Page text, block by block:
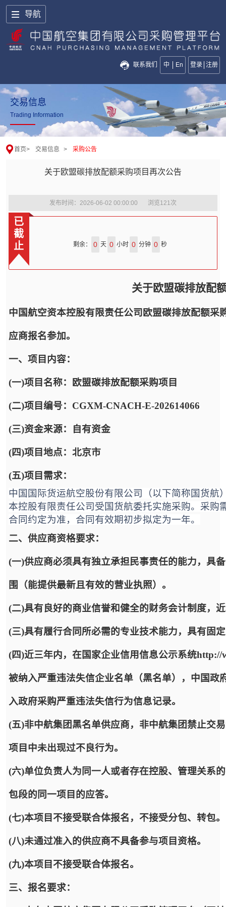
导航
联系我们 中 En 登录 注册
交易信息
Trading Information
首页> 交易信息 > 采购公告
关于欧盟碳排放配额采购项目再次公告
发布时间：2026-06-02 00:00:00 浏览121 次
已
截
止
剩余： 0 天 0 小时 0 分钟 0 秒
关于欧盟碳排放配
中国航空资本控股有限责任公司欧盟碳排放配额
应商报名参加。
一、项目内容：
(一)项目名称：欧盟碳排放配额采购项目
(二)项目编号：CGXM-CNACH-E-202614066
(三)资金来源：自有资金
(四)项目地点：北京市
(五)项目需求：
中国国际货运航空股份有限公司（以下简称国货
本控股有限责任公司受国货航委托实施采购。采购
合同约定为准，合同有效期初步拟定为一年。
二、供应商资格要求：
(一)供应商必须具有独立承担民事责任的能力，具
围（能提供最新且有效的营业执照）。
(二)具有良好的商业信誉和健全的财务会计制度，
(三)具有履行合同所必需的专业技术能力，具有固
(四)近三年内，在国家企业信用信息公示系统
被纳入严重违法失信企业名单（黑名单），中国政
入政府采购严重违法失信行为信息记录。
(五)非中航集团黑名单供应商，非中航集团禁止交
项目中未出现过不良行为。
(六)单位负责人为同一人或者存在控股、管理关系
包段的同一项目的应答。
(七)本项目不接受联合体报名，不接受分包、转包。
(八)未通过准入的供应商不具备参与项目资格。
(九)本项目不接受联合体报名。
三、报名要求：